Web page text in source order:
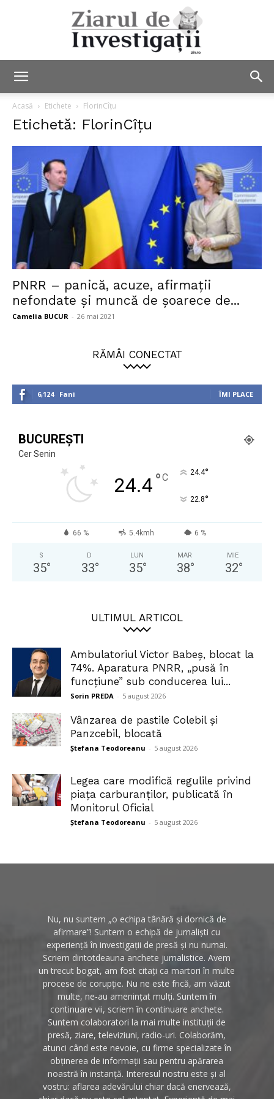
Investigații
Acasă Etichete FlorinCîțu
Etichetă: FlorinCîțu
PNRR – panică, acuze, afirmații
nefondate și muncă de șoarece de...
Camelia BUCUR - 26 mai 2021
RĂMÂI CONECTAT
6,124 Fani ÎMI PLACE
BUCUREȘTI
Cer Senin
24.4°C 24.4°
22.8°
66 % 5.4kmh 6 %
S
35°
D
33°
LUN
35°
MAR
38°
MIE
32°
ULTIMUL ARTICOL
Ambulatoriul Victor Babeș, blocat la
74%. Aparatura PNRR, „pusă în
funcțiune” sub conducerea lui...
Sorin PREDA - 5 august 2026
Vânzarea de pastile Colebil și
Panzcebil, blocată
Ștefana Teodoreanu - 5 august 2026
Legea care modifică regulile privind
piața carburanților, publicată în
Monitorul Oficial
Ștefana Teodoreanu - 5 august 2026
Nu, nu suntem „o echipa tânără și dornică de
afirmare”! Suntem o echipă de jurnaliști cu
experiență în investigații de presă și nu numai.
Scriem dintotdeauna anchete jurnalistice. Avem
un trecut bogat, am fost citați ca martori în multe
procese de corupție. Nu ne este frică, am văzut
multe, ne-au amenințat mulți. Suntem în
continuare vii, scriem în continuare anchete.
Suntem colaboratori la mai multe instituții de
presă, ziare, televiziuni, radio-uri. Colaborăm,
atunci când este nevoie, cu firme specializate în
obținerea de informații sau pentru apărarea
noastră în instanță. Interesul nostru este și al
vostru: aflarea adevărului chiar dacă enervează,